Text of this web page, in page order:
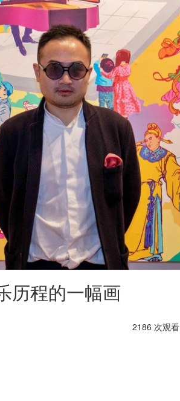
历程的一幅画
2186 次观看